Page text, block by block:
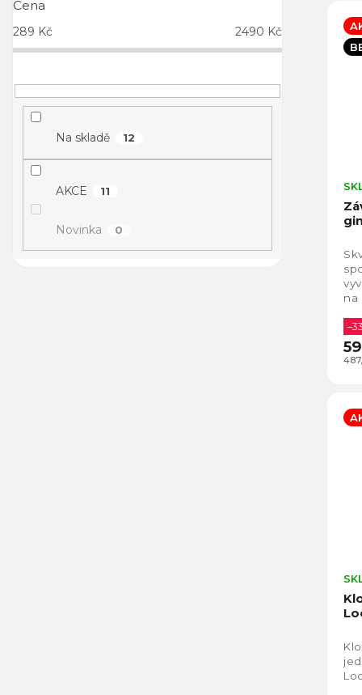
Cena
289 Kč 2490 Kč
Na skladě 12
AKCE 11
Novinka 0
na